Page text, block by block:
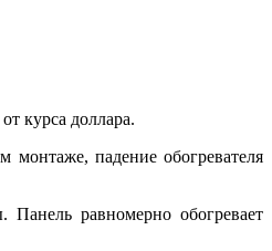
курса доллара.
монтаже, падение обогревателя
равномерно обогревает